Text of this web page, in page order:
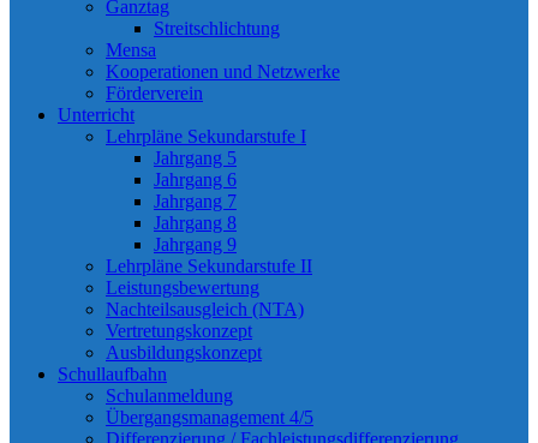
Ganztag
Streitschlichtung
Mensa
Kooperationen und Netzwerke
Förderverein
Unterricht
Lehrpläne Sekundarstufe I
Jahrgang 5
Jahrgang 6
Jahrgang 7
Jahrgang 8
Jahrgang 9
Lehrpläne Sekundarstufe II
Leistungsbewertung
Nachteilsausgleich (NTA)
Vertretungskonzept
Ausbildungskonzept
Schullaufbahn
Schulanmeldung
Übergangsmanagement 4/5
Differenzierung / Fachleistungsdifferenzierung